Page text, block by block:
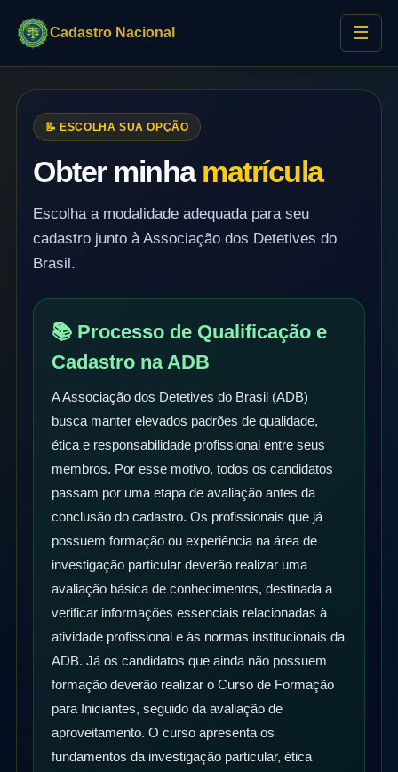
Cadastro Nacional ☰
📝 ESCOLHA SUA OPÇÃO
Obter minhamatrícula
Escolha a modalidade adequada para seu
cadastro junto à Associação dos Detetives do
Brasil.
📚 Processo de Qualificação e
Cadastro na ADB
A Associação dos Detetives do Brasil (ADB)
busca manter elevados padrões de qualidade,
ética e responsabilidade profissional entre seus
membros. Por esse motivo, todos os candidatos
passam por uma etapa de avaliação antes da
conclusão do cadastro. Os profissionais que já
possuem formação ou experiência na área de
investigação particular deverão realizar uma
avaliação básica de conhecimentos, destinada a
verificar informações essenciais relacionadas à
atividade profissional e às normas institucionais da
ADB. Já os candidatos que ainda não possuem
formação deverão realizar o Curso de Formação
para Iniciantes, seguido da avaliação de
aproveitamento. O curso apresenta os
fundamentos da investigação particular, ética